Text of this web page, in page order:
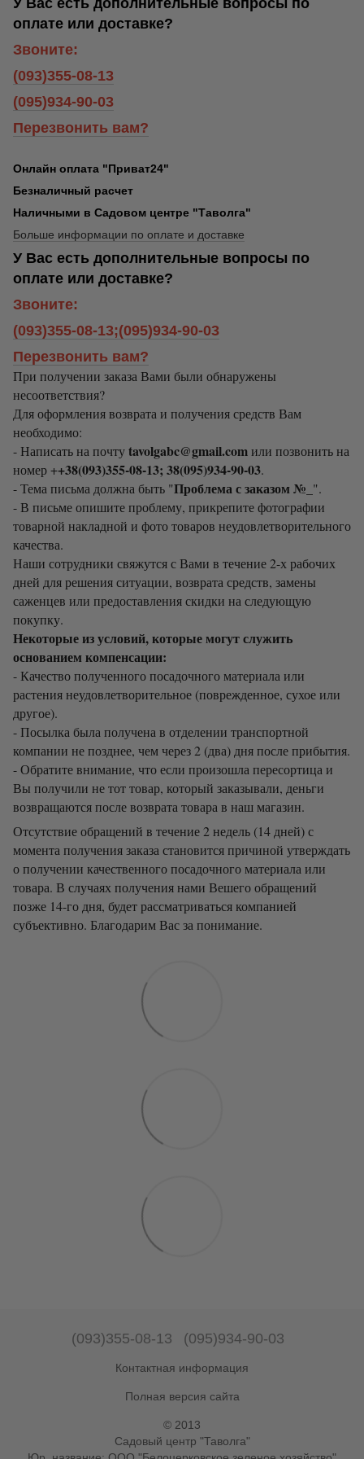
оплате или доставке?
Звоните:
(093)355-08-13
(095)934-90-03
Перезвонить вам?
Онлайн оплата "Приват24"
Безналичный расчет
Наличными в Садовом центре "Таволга"
Больше информации по оплате и доставке
У Вас есть дополнительные вопросы по
оплате или доставке?
Звоните:
(093)355-08-13;(095)934-90-03
Перезвонить вам?
При получении заказа Вами были обнаружены
несоответствия?
Для оформления возврата и получения средств Вам
необходимо:
- Написать на почтуtavolgabc@gmail.comили позвонить на
номер ++38(093)355-08-13; 38(095)934-90-03.
- Тема письма должна быть "Проблема с заказом №_ ".
- В письме опишите проблему, прикрепите фотографии
товарной накладной и фото товаров неудовлетворительного
качества.
Наши сотрудники свяжутся с Вами в течение 2-х рабочих
дней для решения ситуации, возврата средств, замены
саженцев или предоставления скидки на следующую
покупку.
Некоторые из условий, которые могут служить
основанием компенсации:
- Качество полученного посадочного материала или
растения неудовлетворительное (поврежденное, сухое или
другое).
- Посылка была получена в отделении транспортной
компании не позднее, чем через 2 (два) дня после прибытия.
- Обратите внимание, что если произошла пересортица и
Вы получили не тот товар, который заказывали, деньги
возвращаются после возврата товара в наш магазин.
Отсутствие обращений в течение 2 недель (14 дней) с
момента получения заказа становится причиной утверждать
о получении качественного посадочного материала или
товара. В случаях получения нами Вешего обращений
позже 14-го дня, будет рассматриваться компанией
субъективно. Благодарим Вас за понимание.
(093)355-08-13 (095)934-90-03
Контактная информация
Полная версия сайта
© 2013
Садовый центр "Таволга"